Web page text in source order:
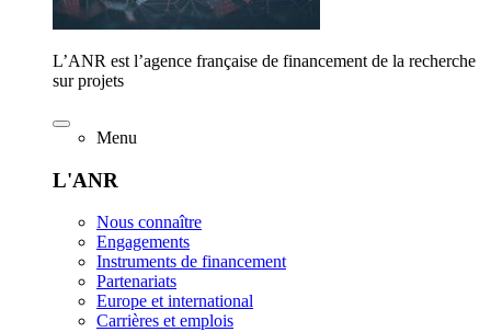
L’ANR est l’agence française de financement de la recherche
sur projets
Menu
L'ANR
Nous connaître
Engagements
Instruments de financement
Partenariats
Europe et international
Carrières et emplois